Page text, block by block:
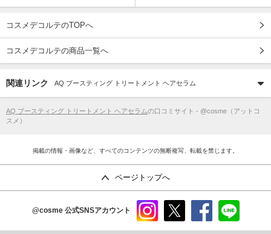
コスメデコルテのTOPへ
コスメデコルテの商品一覧へ
関連リンク AQ ブースティング トリートメント ヘアセラム
AQ ブースティング トリートメント ヘアセラムの口コミサイト - @cosme（アットコ
スメ）
掲載の情報・画像など、すべてのコンテンツの無断複写、転載を禁じます。
ページトップへ
@cosme 公式SNSアカウント